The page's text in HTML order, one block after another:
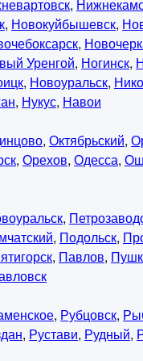
,
, Новокуйбышевск,
,
Уренгой, Ногинск,
, Новоуральск,
, Нукус, Навои
, Октябрьский,
, Орехов, Одесса, Ош
,
, Подольск,
, Павлов,
, Рубцовск,
, Рустави, Рудный,